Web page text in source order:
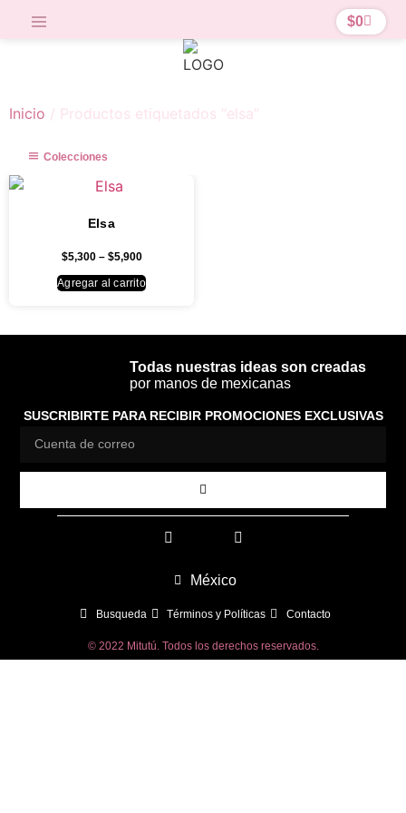
$0
Inicio / Productos etiquetados “elsa”
Colecciones
Elsa
$5,300 – $5,900
Agregar al carrito
Todas nuestras ideas son creadas
por manos de mexicanas
SUSCRIBIRTE PARA RECIBIR PROMOCIONES EXCLUSIVAS
México
Busqueda Términos y Políticas Contacto
© 2022 Mitutú. Todos los derechos reservados.